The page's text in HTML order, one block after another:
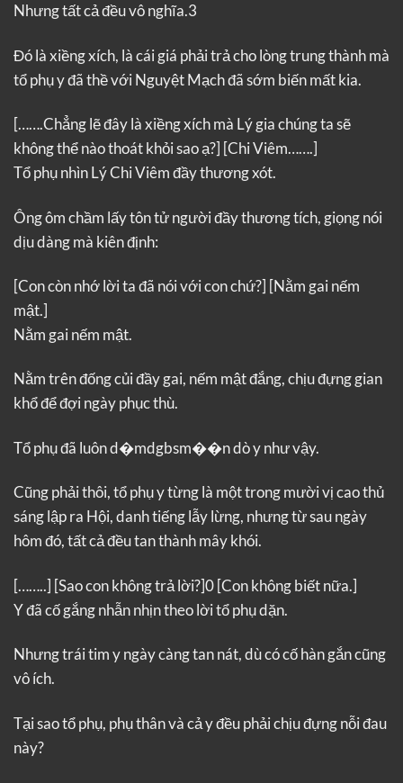
Nhưng tất cả đều vô nghĩa.3
Đó là xiềng xích, là cái giá phải trả cho lòng trung thành mà
tổ phụ y đã thề với Nguyệt Mạch đã sớm biến mất kia.
[…….Chẳng lẽ đây là xiềng xích mà Lý gia chúng ta sẽ
không thể nào thoát khỏi sao ạ?] [Chi Viêm…….]
Tổ phụ nhìn Lý Chi Viêm đầy thương xót.
Ông ôm chầm lấy tôn tử người đầy thương tích, giọng nói
dịu dàng mà kiên định:
[Con còn nhớ lời ta đã nói với con chứ?] [Nằm gai nếm
mật.]
Nằm gai nếm mật.
Nằm trên đống củi đầy gai, nếm mật đắng, chịu đựng gian
khổ để đợi ngày phục thù.
Tổ phụ đã luôn d�mdgbsm��n dò y như vậy.
Cũng phải thôi, tổ phụ y từng là một trong mười vị cao thủ
sáng lập ra Hội, danh tiếng lẫy lừng, nhưng từ sau ngày
hôm đó, tất cả đều tan thành mây khói.
[……..] [Sao con không trả lời?]0[Con không biết nữa.]
Y đã cố gắng nhẫn nhịn theo lời tổ phụ dặn.
Nhưng trái tim y ngày càng tan nát, dù có cố hàn gắn cũng
vô ích.
Tại sao tổ phụ, phụ thân và cả y đều phải chịu đựng nỗi đau
này?